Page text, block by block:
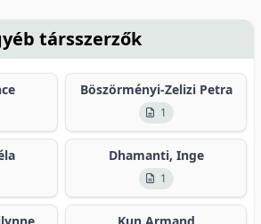
társszerzők
Böszörményi-Zelizi Petra
1
Dhamanti, Inge
1
Kun Armand